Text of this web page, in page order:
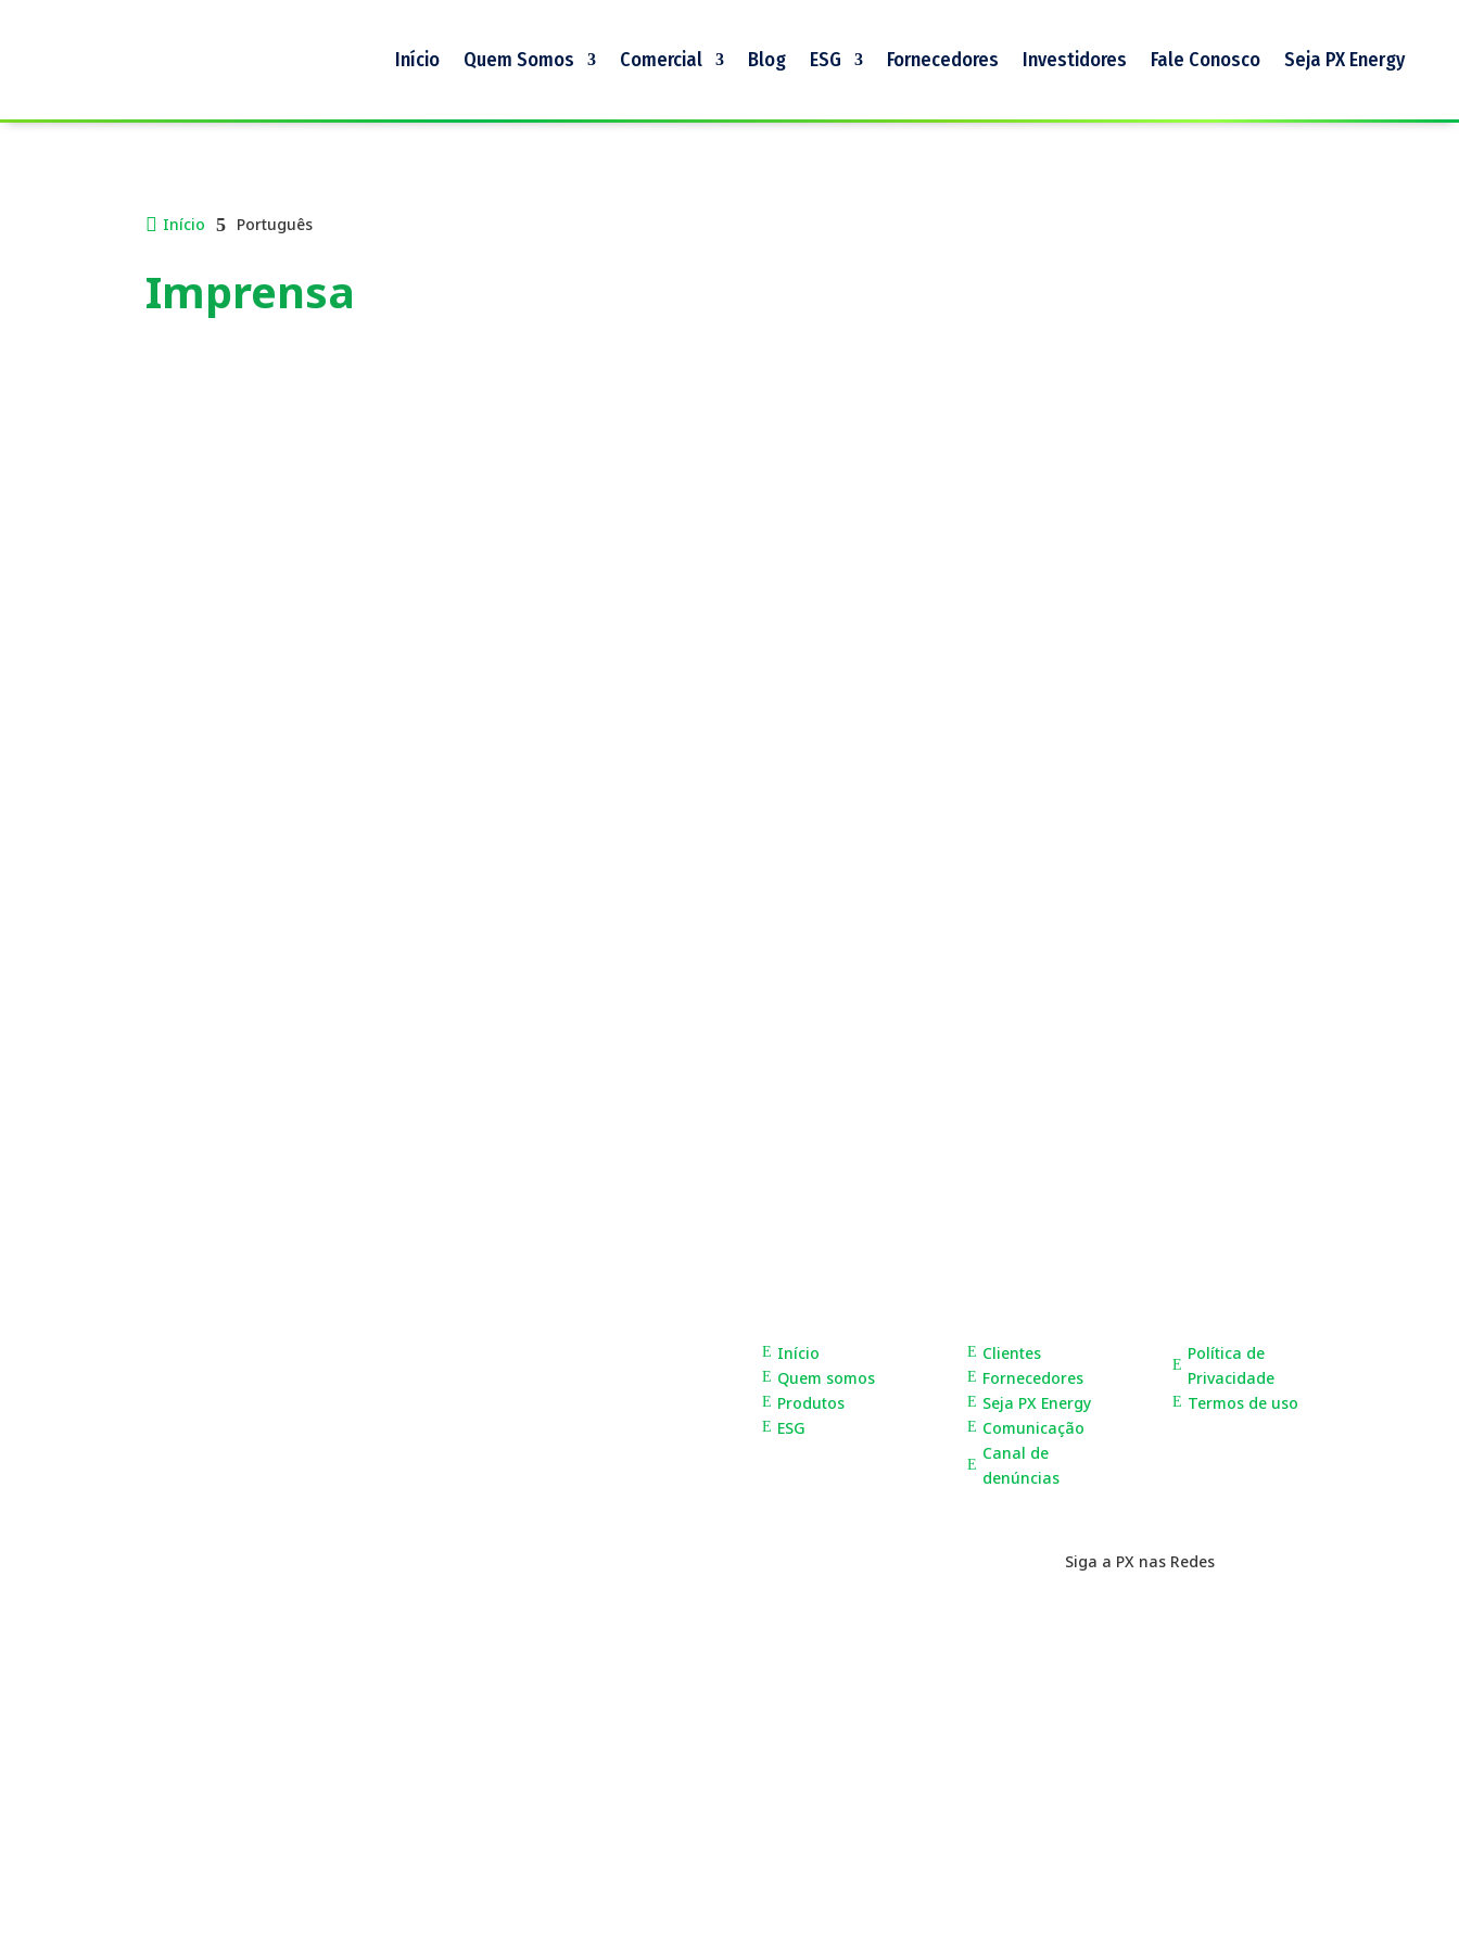
Início Quem Somos Comercial Blog ESG Fornecedores Investidores Fale Conosco Seja PX Energy
 Início 5 Português
Imprensa
E Início
E Quem somos
E Produtos
E ESG
E Clientes
E Fornecedores
E Seja PX Energy
E Comunicação
E
Canal de
denúncias
E
Política de
Privacidade
E Termos de uso
Siga a PX nas Redes